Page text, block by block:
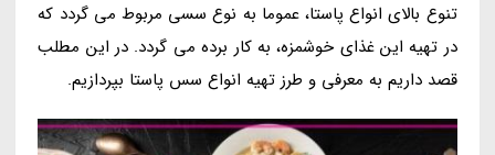
تنوع بالای انواع پاستا، عموما به نوع سسی مربوط می گردد که
در تهیه این غذای خوشمزه، به کار برده می گردد. در این مطلب
قصد داریم به معرفی و طرز تهیه انواع سس پاستا بپردازیم.